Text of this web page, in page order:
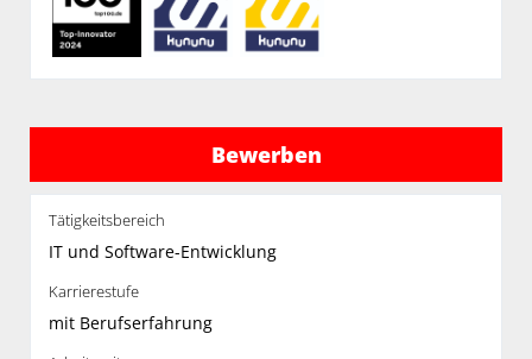
Bewerben
Tätigkeitsbereich
IT und Software-Entwicklung
Karrierestufe
mit Berufserfahrung